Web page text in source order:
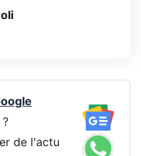
de l'actu